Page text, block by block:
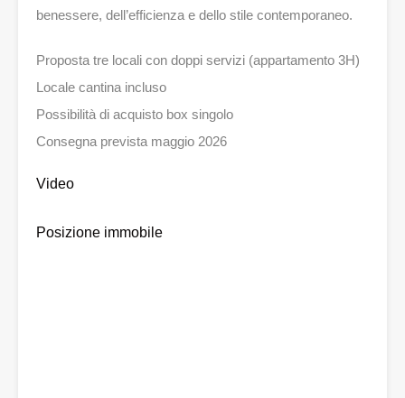
benessere, dell’efficienza e dello stile contemporaneo.
Proposta tre locali con doppi servizi (appartamento 3H)
Locale cantina incluso
Possibilità di acquisto box singolo
Consegna prevista maggio 2026
Video
Posizione immobile